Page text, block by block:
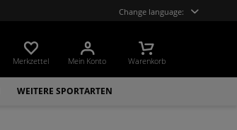
Change language:
Merkzettel Mein Konto Warenkorb
WEITERE SPORTARTEN